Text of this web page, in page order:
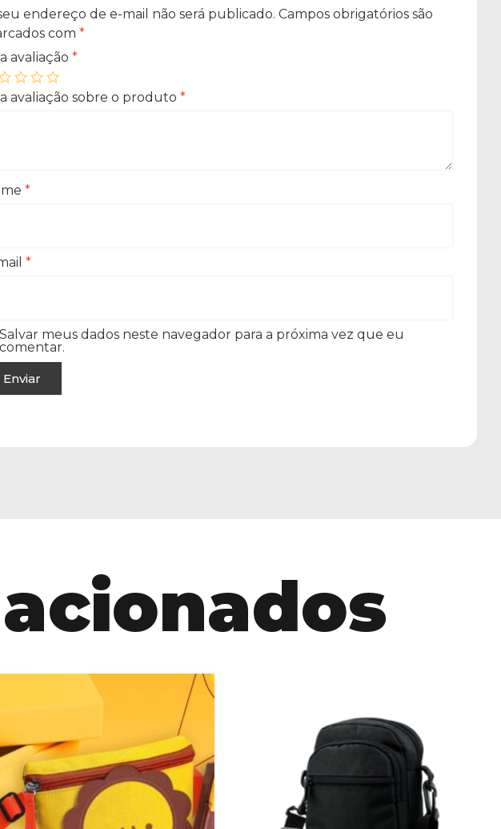
endereço de e-mail não será publicado. Campos obrigatórios são
com*
avaliação*
avaliação sobre o produto*
*
*
Salvar meus dados neste navegador para a próxima vez que eu
comentar.